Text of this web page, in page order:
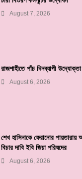
August 7, 2026
রাজশাহীতে পাঁচ দিনব্যাপী
August 6, 2026
শেখ হাসিনাকে ফেরানোর
বিচার দাবি ইবি জিয়া পরিষদের
August 6, 2026